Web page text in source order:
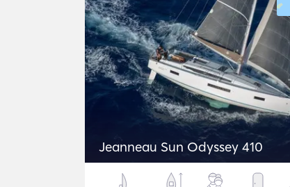
Jeanneau Sun Odyssey 410